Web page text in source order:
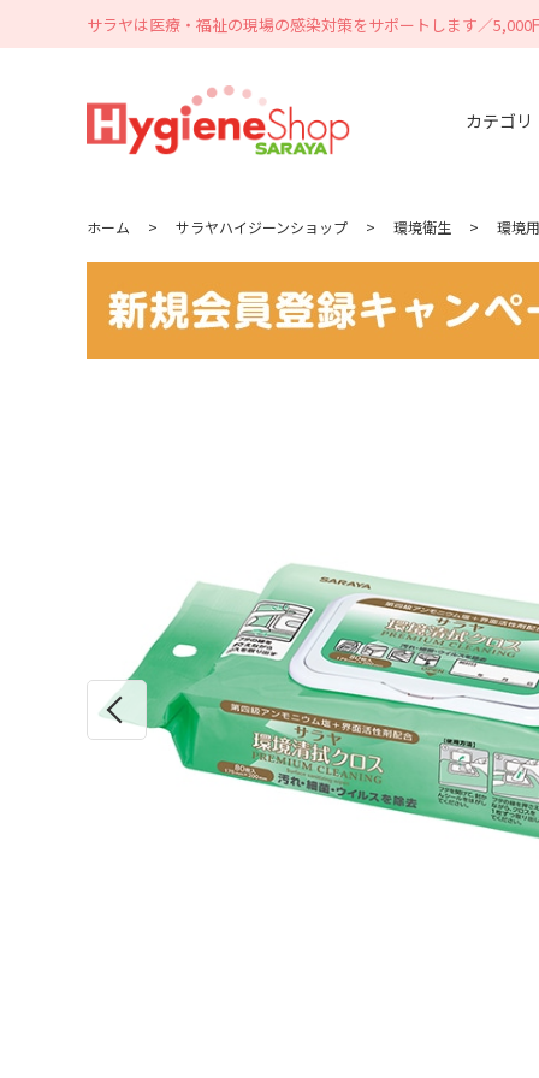
サラヤは医療・福祉の現場の感染対策をサポートします／5,000
カテゴリ
ホーム > サラヤハイジーンショップ > 環境衛生 > 環境